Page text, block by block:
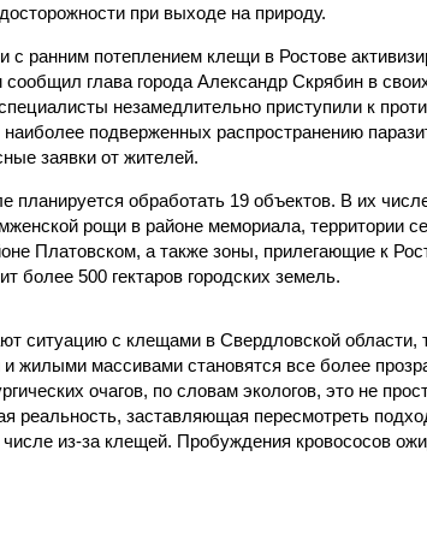
при выходе на природу.
с ранним потеплением клещи в Ростове
глава города Александр Скрябин в
незамедлительно приступили к
наиболее подверженных распространению
заявки от жителей.
планируется обработать 19 объектов. В их
рощи в районе мемориала, территории
Платовском, а также зоны, прилегающие к
более 500 гектаров городских земель.
ситуацию с клещами в Свердловской области,
жилыми массивами становятся все более
очагов, по словам экологов, это не
реальность, заставляющая пересмотреть
из-за клещей. Пробуждения кровососов